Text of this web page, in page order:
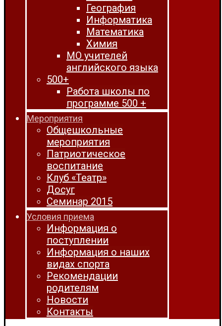
География
Информатика
Математика
Химия
МО учителей
английского языка
500+
Работа школы по
программе 500 +
Мероприятия
Общешкольные
мероприятия
Патриотическое
воспитание
Клуб «Театр»
Досуг
Семинар 2015
Условия приема
Информация о
поступлении
Информация о наших
видах спорта
Рекомендации
родителям
Новости
Контакты